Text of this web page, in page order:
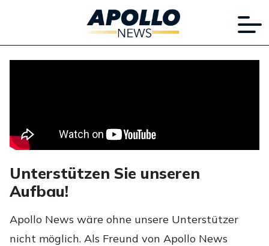
Unterstützen Sie unseren
Aufbau!
Apollo News wäre ohne unsere Unterstützer
nicht möglich. Als Freund von Apollo News